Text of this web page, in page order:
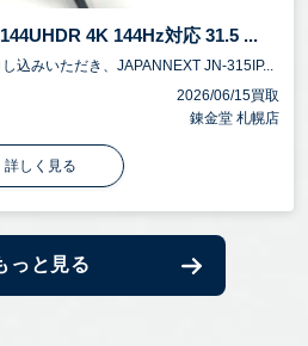
4K 144Hz対応 31.5 ...
込みいただき、JAPANNEXT JN-315IP...
2026/06/15買取
錬金堂 札幌店
詳しく見る
っと見る